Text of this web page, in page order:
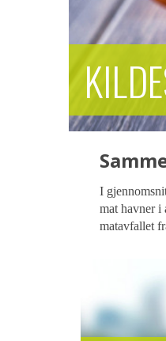
I
mat havner i
matavfallet